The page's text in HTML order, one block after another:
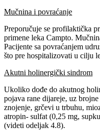
Mučnina i povraćanje
Preporučuje se profilaktička
primene leka Campto.
Pacijente sa povraćanjem
što pre hospitalizovati u cilju
Akutni holinergički sindrom
Ukoliko dođe do akutnog
pojava rane dijareje, uz
znojenje, grčevi u trbuhu,
atropin- sulfat (0,25 mg,
(videti odeljak 4.8).